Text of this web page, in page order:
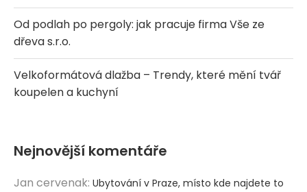
Od podlah po pergoly: jak pracuje firma Vše ze
dřeva s.r.o.
Velkoformátová dlažba – Trendy, které mění tvář
koupelen a kuchyní
Nejnovější komentáře
Jan cervenak: Ubytování v Praze, místo kde najdete to